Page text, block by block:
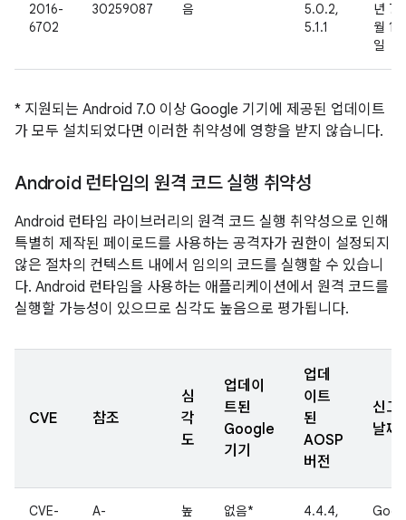
2016-
6702
30259087
음
5.0.2,
5.1.1
년 7
월 19
일
* 지원되는 Android 7.0 이상 Google 기기에 제공된 업데이트
가 모두 설치되었다면 이러한 취약성에 영향을 받지 않습니다.
Android 런타임의 원격 코드 실행 취약성
Android 런타임 라이브러리의 원격 코드 실행 취약성으로 인해
특별히 제작된 페이로드를 사용하는 공격자가 권한이 설정되지
않은 절차의 컨텍스트 내에서 임의의 코드를 실행할 수 있습니
다. Android 런타임을 사용하는 애플리케이션에서 원격 코드를
실행할 가능성이 있으므로 심각도 높음으로 평가됩니다.
CVE 참조
심
각
도
업데이
트된
Google
기기
업데
이트
된
AOSP
버전
신고
날짜
CVE-
A-
높
없음*
4.4.4,